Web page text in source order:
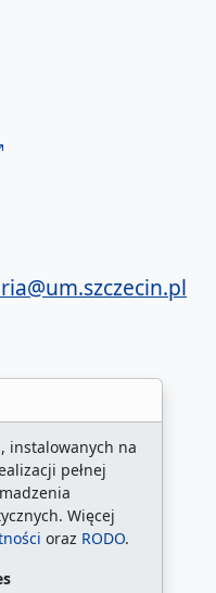
instalowanych na
pełnej
Więcej
oraz RODO.